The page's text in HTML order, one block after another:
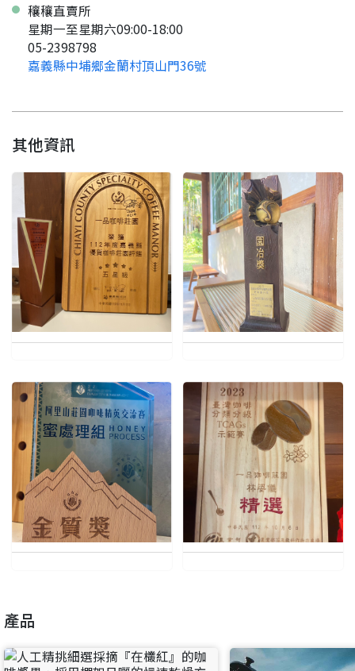
穰穰直賣所
星期一至星期六09:00-18:00
05-2398798
嘉義縣中埔鄉金蘭村頂山門36號
其他資訊
產品
要註冊嗎？
嗨~這個 LINE 帳號還沒有註冊過，
只要驗證手機號碼就能完成註冊。
您要繼續嗎？
返回 繼續註冊
請加入LINE好友
請掃描或點擊 QR code
加入「嘉義優鮮」LINE 好友，
才能繼續註冊喔。
點擊加入 LINE 好友
註冊完成
註冊完成了！
填寫申請資料
訊息
確認
要申請新產品嗎？
查看申請進度 申請新產品
返回首頁
想知道怎麼做更容易通過審核嗎？
看看申請教學吧！
點擊「直接申請」按鈕開始填寫申請表。
直接申請 看密笈
返回首頁